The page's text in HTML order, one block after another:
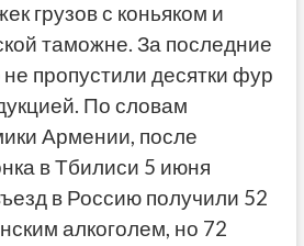
грузов с коньяком и
таможне. За последние
пропустили десятки фур
По словам
Армении, после
в Тбилиси 5 июня
в Россию получили 52
алкоголем, но 72